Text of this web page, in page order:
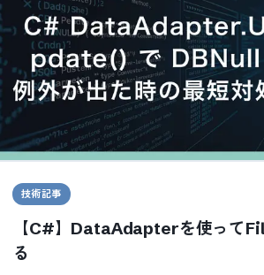
技術記事
【C#】DataAdapterを使って
る